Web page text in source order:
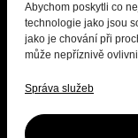
Abychom poskytli co
technologie jako jsou
jako je chování při
může nepříznivě
Správa služeb